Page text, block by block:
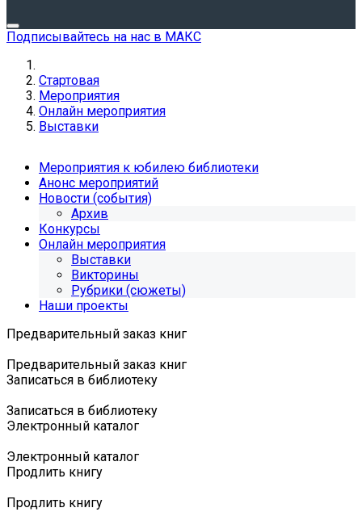
Подписывайтесь на нас в МАКС
Стартовая
Мероприятия
Онлайн мероприятия
Выставки
Мероприятия к юбилею библиотеки
Анонс мероприятий
Новости (события)
Архив
Конкурсы
Онлайн мероприятия
Выставки
Викторины
Рубрики (сюжеты)
Наши проекты
Предварительный заказ книг
Предварительный заказ книг
Записаться в библиотеку
Записаться в библиотеку
Электронный каталог
Электронный каталог
Продлить книгу
Продлить книгу